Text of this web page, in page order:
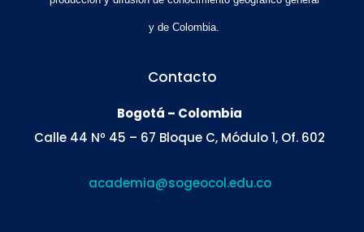
y de Colombia.
Contacto
Bogotá – Colombia
Calle 44 Nº 45 – 67 Bloque C, Módulo 1, Of. 602
academia@sogeocol.edu.co